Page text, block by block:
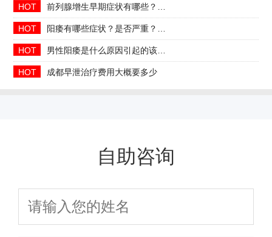
HOT 前列腺增生早期症状有哪些？2026治疗方法与日常预防指南
HOT 阳痿有哪些症状？是否严重？会自己好吗
HOT 男性阳痿是什么原因引起的该如何治疗
HOT 成都早泄治疗费用大概要多少
自助咨询